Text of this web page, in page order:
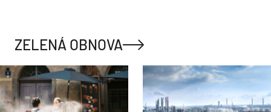
ZELENÁ OBNOVA